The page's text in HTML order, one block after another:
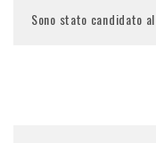
Sono stato candidato